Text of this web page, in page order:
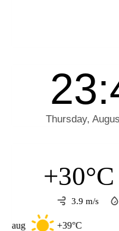
+30°C
3.9 m/s
+39°C 7 aug